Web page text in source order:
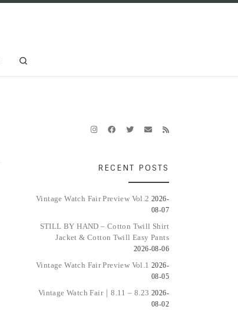
RECENT POSTS
Vintage Watch Fair Preview Vol.2 2026-
08-07
STILL BY HAND – Cotton Twill Shirt
Jacket & Cotton Twill Easy Pants
2026-08-06
Vintage Watch Fair Preview Vol.1 2026-
08-05
Vintage Watch Fair｜8.11 – 8.23 2026-
08-02